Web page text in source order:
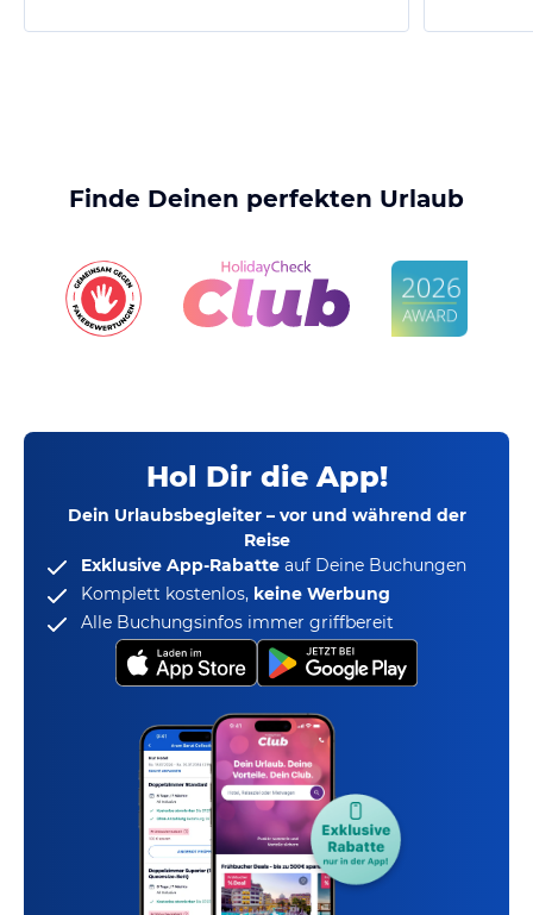
Finde Deinen perfekten Urlaub
Hol Dir die App!
Dein Urlaubsbegleiter – vor und während der
Reise
Exklusive App-Rabatte auf Deine Buchungen
Komplett kostenlos, keine Werbung
Alle Buchungsinfos immer griffbereit